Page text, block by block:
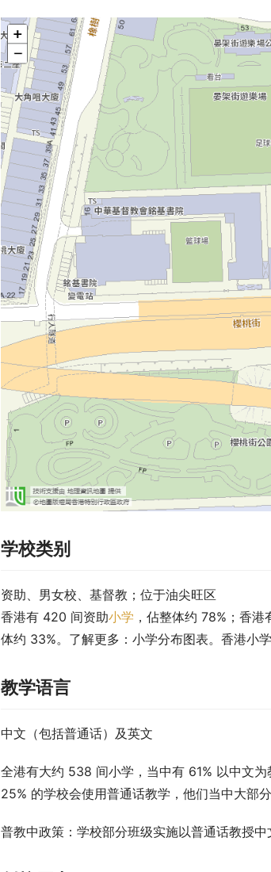
学校类别
资助、男女校、基督教；位于油尖旺区
香港有 420 间资助小学 ，佔整体约 78%；香
体约 33%。了解更多：小学分布图表。香港小学
教学语言
中文（包括普通话）及英文
全港有大约 538 间小学，当中有 61% 以中文
25% 的学校会使用普通话教学，他们当中大部分
普教中政策 ：学校部分班级实施以普通话教授中